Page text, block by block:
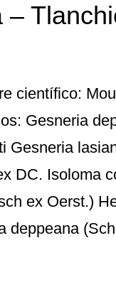
–
científico:
Gesneria
Gesneria
DC. Isoloma
ex Oerst.)
deppeana